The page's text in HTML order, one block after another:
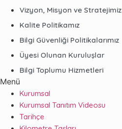
Vizyon, Misyon ve Stratejimiz
Kalite Politikamız
Bilgi Güvenliği Politikalarımız
Üyesi Olunan Kuruluşlar
Bilgi Toplumu Hizmetleri
Menü
Kurumsal
Kurumsal Tanıtım Videosu
Tarihçe